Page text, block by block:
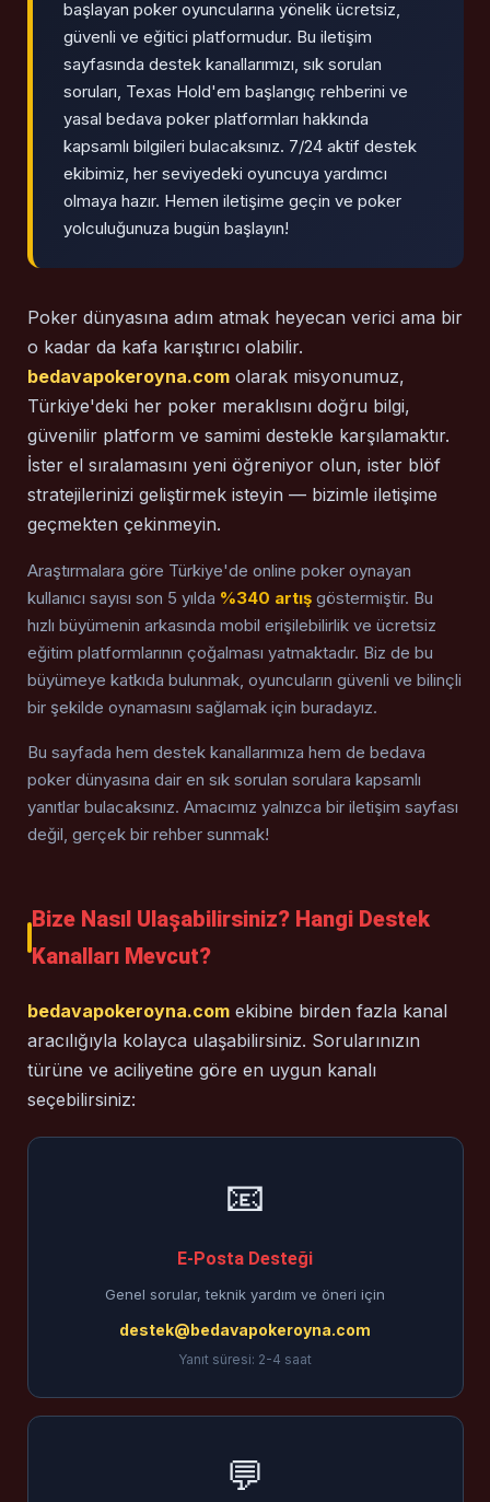
başlayan poker oyuncularına yönelik ücretsiz,
güvenli ve eğitici platformudur. Bu iletişim
sayfasında destek kanallarımızı, sık sorulan
soruları, Texas Hold'em başlangıç rehberini ve
yasal bedava poker platformları hakkında
kapsamlı bilgileri bulacaksınız. 7/24 aktif destek
ekibimiz, her seviyedeki oyuncuya yardımcı
olmaya hazır. Hemen iletişime geçin ve poker
yolculuğunuza bugün başlayın!
Poker dünyasına adım atmak heyecan verici ama bir
o kadar da kafa karıştırıcı olabilir.
bedavapokeroyna.comolarak misyonumuz,
Türkiye'deki her poker meraklısını doğru bilgi,
güvenilir platform ve samimi destekle karşılamaktır.
İster el sıralamasını yeni öğreniyor olun, ister blöf
stratejilerinizi geliştirmek isteyin — bizimle iletişime
geçmekten çekinmeyin.
Araştırmalara göre Türkiye'de online poker oynayan
kullanıcı sayısı son 5 yılda %340 artışgöstermiştir. Bu
hızlı büyümenin arkasında mobil erişilebilirlik ve ücretsiz
eğitim platformlarının çoğalması yatmaktadır. Biz de bu
büyümeye katkıda bulunmak, oyuncuların güvenli ve bilinçli
bir şekilde oynamasını sağlamak için buradayız.
Bu sayfada hem destek kanallarımıza hem de bedava
poker dünyasına dair en sık sorulan sorulara kapsamlı
yanıtlar bulacaksınız. Amacımız yalnızca bir iletişim sayfası
değil, gerçek bir rehber sunmak!
Bize Nasıl Ulaşabilirsiniz? Hangi Destek
Kanalları Mevcut?
bedavapokeroyna.comekibine birden fazla kanal
aracılığıyla kolayca ulaşabilirsiniz. Sorularınızın
türüne ve aciliyetine göre en uygun kanalı
seçebilirsiniz:
📧
E-Posta Desteği
Genel sorular, teknik yardım ve öneri için
destek@bedavapokeroyna.com
Yanıt süresi: 2-4 saat
💬